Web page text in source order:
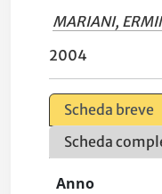
MARIANI,
2004
Scheda breve
Scheda
Anno